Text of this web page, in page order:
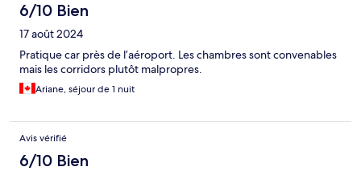
6/10 Bien
17 août 2024
Pratique car près de l’aéroport. Les chambres sont convenables
mais les corridors plutôt malpropres.
Ariane, séjour de 1 nuit
Avis vérifié
6/10 Bien